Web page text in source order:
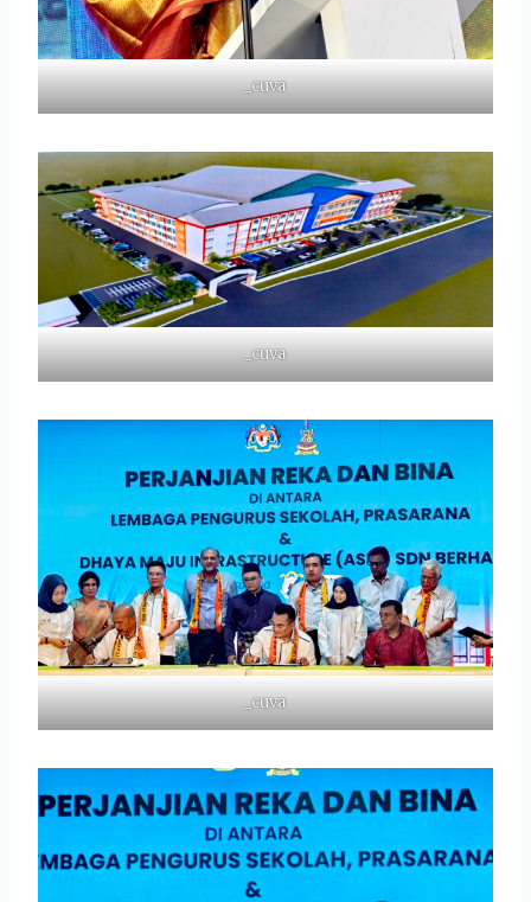
_cuva
_cuva
_cuva